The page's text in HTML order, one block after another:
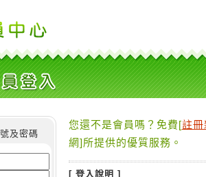
及密碼
您還不是會員嗎？免費[註冊
網]所提供的優質服務。
[ 登入說明 ]